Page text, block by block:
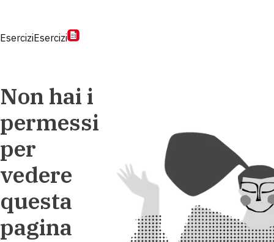
EserciziEsercizi
Non hai i
permessi
per
vedere
questa
pagina